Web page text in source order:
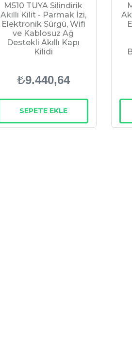
M510 TUYA Silindirik
Akıllı Kilit - Parmak İzi,
Elektronik Sürgü, Wifi
ve Kablosuz Ağ
Destekli Akıllı Kapı
Kilidi
₺9.440,64
SEPETE EKLE